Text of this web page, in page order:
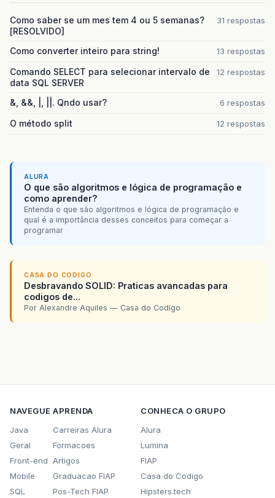
Como saber se um mes tem 4 ou 5 semanas?
[RESOLVIDO]
31 respostas
Como converter inteiro para string! 13 respostas
Comando SELECT para selecionar intervalo de
data SQL SERVER
12 respostas
&, &&, |, ||. Qndo usar? 6 respostas
O método split 12 respostas
ALURA
O que são algoritmos e lógica de programação e
como aprender?
Entenda o que são algoritmos e lógica de programação e
qual é a importância desses conceitos para começar a
programar
CASA DO CODIGO
Desbravando SOLID: Praticas avancadas para
codigos de...
Por Alexandre Aquiles — Casa do Codigo
NAVEGUE
Java
Geral
Front-end
Mobile
SQL
APRENDA
Carreiras Alura
Formacoes
Artigos
Graduacao FIAP
Pos-Tech FIAP
CONHECA O GRUPO
Alura
Lumina
FIAP
Casa do Codigo
Hipsters.tech